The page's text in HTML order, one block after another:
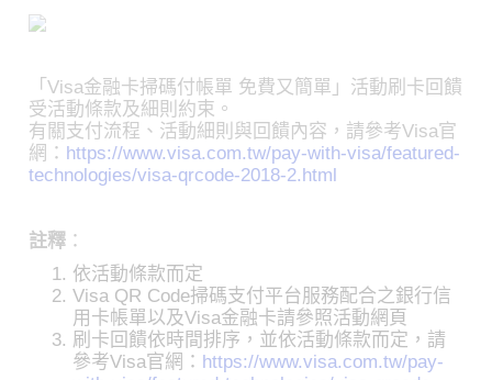
「Visa金融卡掃碼付帳單 免費又簡單」活動刷卡回饋
受活動條款及細則約束。
有關支付流程、活動細則與回饋內容，請參考Visa官
網： https://www.visa.com.tw/pay-with-visa/featured-
technologies/visa-qrcode-2018-2.html
註釋 ：
依活動條款而定
Visa QR Code掃碼支付平台服務配合之銀行信
用卡帳單以及Visa金融卡請參照活動網頁
刷卡回饋依時間排序，並依活動條款而定，請
參考Visa官網： https://www.visa.com.tw/pay-